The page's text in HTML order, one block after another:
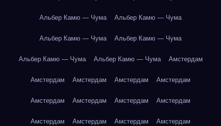
Альбер Камю — Чума Альбер Камю — Чума
Альбер Камю — Чума Альбер Камю — Чума
Альбер Камю — Чума Альбер Камю — Чума Амстердам
Амстердам Амстердам Амстердам Амстердам
Амстердам Амстердам Амстердам Амстердам
Амстердам Амстердам Амстердам Амстердам